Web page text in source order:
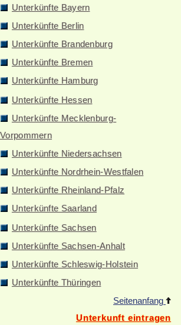
Unterkünfte Bayern
Unterkünfte Berlin
Unterkünfte Brandenburg
Unterkünfte Bremen
Unterkünfte Hamburg
Unterkünfte Hessen
Unterkünfte Mecklenburg-
Vorpommern
Unterkünfte Niedersachsen
Unterkünfte Nordrhein-Westfalen
Unterkünfte Rheinland-Pfalz
Unterkünfte Saarland
Unterkünfte Sachsen
Unterkünfte Sachsen-Anhalt
Unterkünfte Schleswig-Holstein
Unterkünfte Thüringen
Seitenanfang
Unterkunft eintragen